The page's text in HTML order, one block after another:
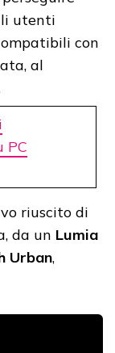
utenti
con
al
PC
riuscito di
da un Lumia
Urban,